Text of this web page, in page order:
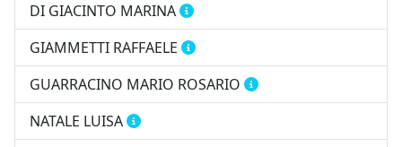
DI GIACINTO MARINA
GIAMMETTI RAFFAELE
GUARRACINO MARIO ROSARIO
NATALE LUISA